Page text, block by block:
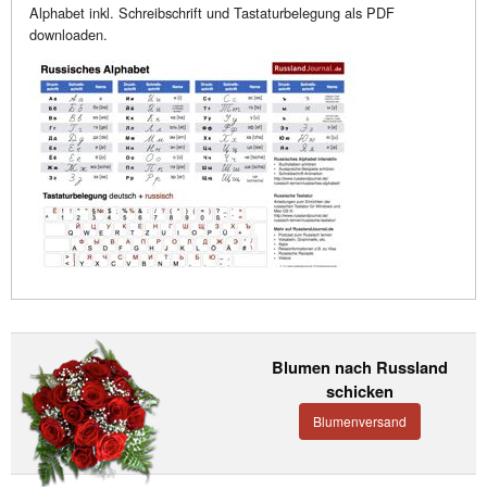
Alphabet inkl. Schreibschrift und Tastaturbelegung als PDF
downloaden.
Blumen nach Russland
schicken
Blumenversand